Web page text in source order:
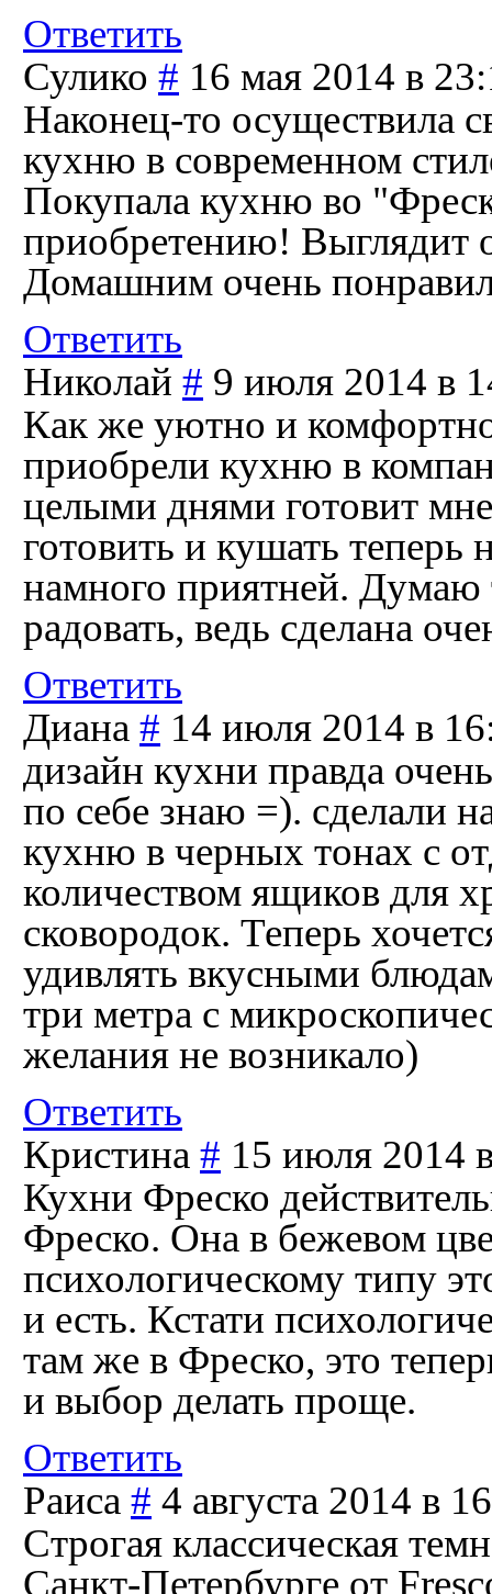
Ответить
Сулико # 16 мая 2014 в
Наконец-то осуществила
кухню в современном
Покупала кухню во
приобретению! Выглядит
Домашним очень
Ответить
Николай # 9 июля 2014 в
Как же уютно и
приобрели кухню в
целыми днями готовит
готовить и кушать теперь
намного приятней. Думаю
радовать, ведь сделана
Ответить
Диана # 14 июля 2014 в
дизайн кухни правда
по себе знаю =). сделали
кухню в черных тонах с
количеством ящиков для
сковородок. Теперь
удивлять вкусными
три метра с
желания не возникало)
Ответить
Кристина # 15 июля 2014
Кухни Фреско
Фреско. Она в бежевом
психологическому типу
и есть. Кстати
там же в Фреско, это
и выбор делать проще.
Ответить
Раиса # 4 августа 2014 в
Строгая классическая
Санкт-Петербурге от